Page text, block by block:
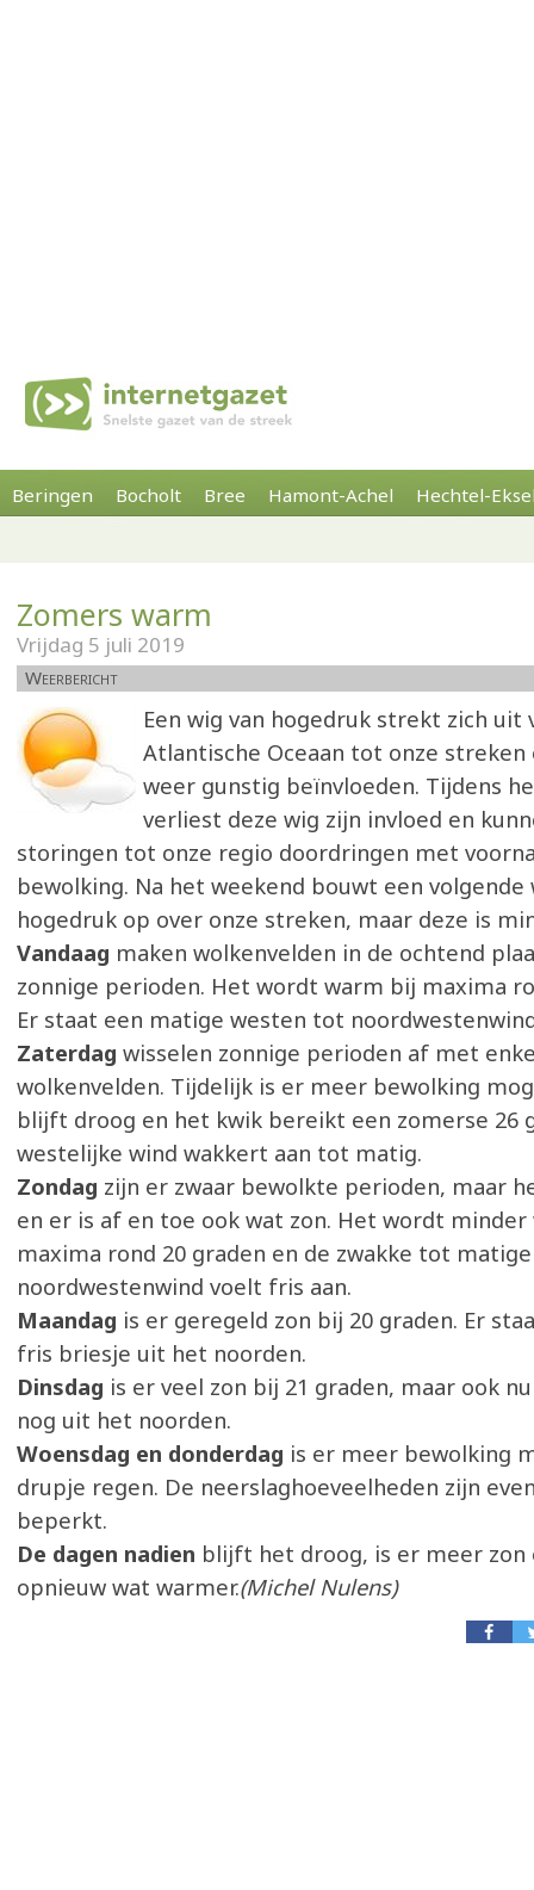
Beringen Bocholt Bree Hamont-Achel Hechtel-
Zomers warm
Vrijdag 5 juli 2019
Weerbericht
Een wig van hogedruk strekt zich uit
Atlantische Oceaan tot onze streken
weer gunstig beïnvloeden. Tijdens
verliest deze wig zijn invloed en
storingen tot onze regio doordringen met
bewolking. Na het weekend bouwt een volgende
hogedruk op over onze streken, maar deze is
Vandaag maken wolkenvelden in de ochtend
zonnige perioden. Het wordt warm bij maxima
Er staat een matige westen tot
Zaterdag wisselen zonnige perioden af met
wolkenvelden. Tijdelijk is er meer bewolking
blijft droog en het kwik bereikt een zomerse 26
westelijke wind wakkert aan tot matig.
Zondag zijn er zwaar bewolkte perioden, maar
en er is af en toe ook wat zon. Het wordt
maxima rond 20 graden en de zwakke tot matige
noordwestenwind voelt fris aan.
Maandag is er geregeld zon bij 20 graden. Er
fris briesje uit het noorden.
Dinsdag is er veel zon bij 21 graden, maar ook
nog uit het noorden.
Woensdag en donderdag is er meer bewolking
drupje regen. De neerslaghoeveelheden zijn
beperkt.
De dagen nadien blijft het droog, is er meer
opnieuw wat warmer.(Michel Nulens)